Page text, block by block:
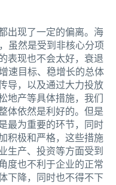
出现了一定的偏离。海
虽然是受到非核心分项
表现也不会太好，衰退
速目标、稳增长的总体
导，以及通过大力投放
地产等具体措施，我们
体依然是利好的。但是
最为重要的环节，同时
积极和严格，这些措施
生产、投资等方面受到
度也不利于企业的正常
下降，同时也不得不下